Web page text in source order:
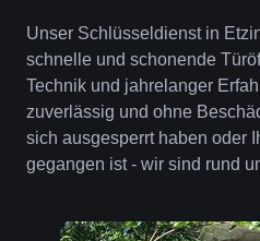
Unser Schlüsseldienst in
schnelle und schonende
Technik und jahrelanger
zuverlässig und ohne
sich ausgesperrt haben oder
gegangen ist - wir sind rund